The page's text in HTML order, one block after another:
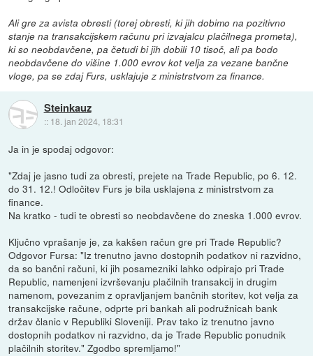
Ali gre za avista obresti (torej obresti, ki jih dobimo na pozitivno
stanje na transakcijskem računu pri izvajalcu plačilnega prometa),
ki so neobdavčene, pa četudi bi jih dobili 10 tisoč, ali pa bodo
neobdavčene do višine 1.000 evrov kot velja za vezane bančne
vloge, pa se zdaj Furs, usklajuje z ministrstvom za finance.
Steinkauz
:: 18. jan 2024, 18:31
Ja in je spodaj odgovor:
"Zdaj je jasno tudi za obresti, prejete na Trade Republic, po 6. 12.
do 31. 12.! Odločitev Furs je bila usklajena z ministrstvom za
finance.
Na kratko - tudi te obresti so neobdavčene do zneska 1.000 evrov.
Ključno vprašanje je, za kakšen račun gre pri Trade Republic?
Odgovor Fursa: "Iz trenutno javno dostopnih podatkov ni razvidno,
da so bančni računi, ki jih posamezniki lahko odpirajo pri Trade
Republic, namenjeni izvrševanju plačilnih transakcij in drugim
namenom, povezanim z opravljanjem bančnih storitev, kot velja za
transakcijske račune, odprte pri bankah ali podružnicah bank
držav članic v Republiki Sloveniji. Prav tako iz trenutno javno
dostopnih podatkov ni razvidno, da je Trade Republic ponudnik
plačilnih storitev." Zgodbo spremljamo!"